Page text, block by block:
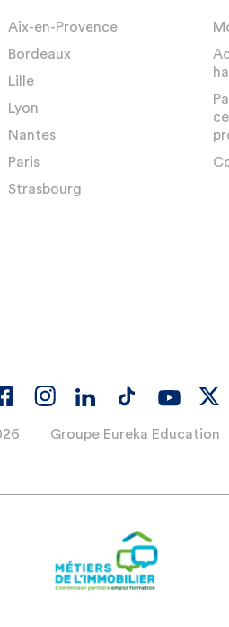
Aix-en-Provence
Bordeaux
Lille
Lyon
Nantes
Paris
Strasbourg
Groupe Eureka Education